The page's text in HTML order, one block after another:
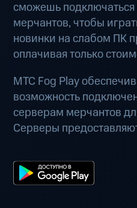
сможешь
мерчантов, чтобы
новинки на слабом ПК
оплачивая только
МТС Fog Play
возможность
серверам мерчантов
Серверы